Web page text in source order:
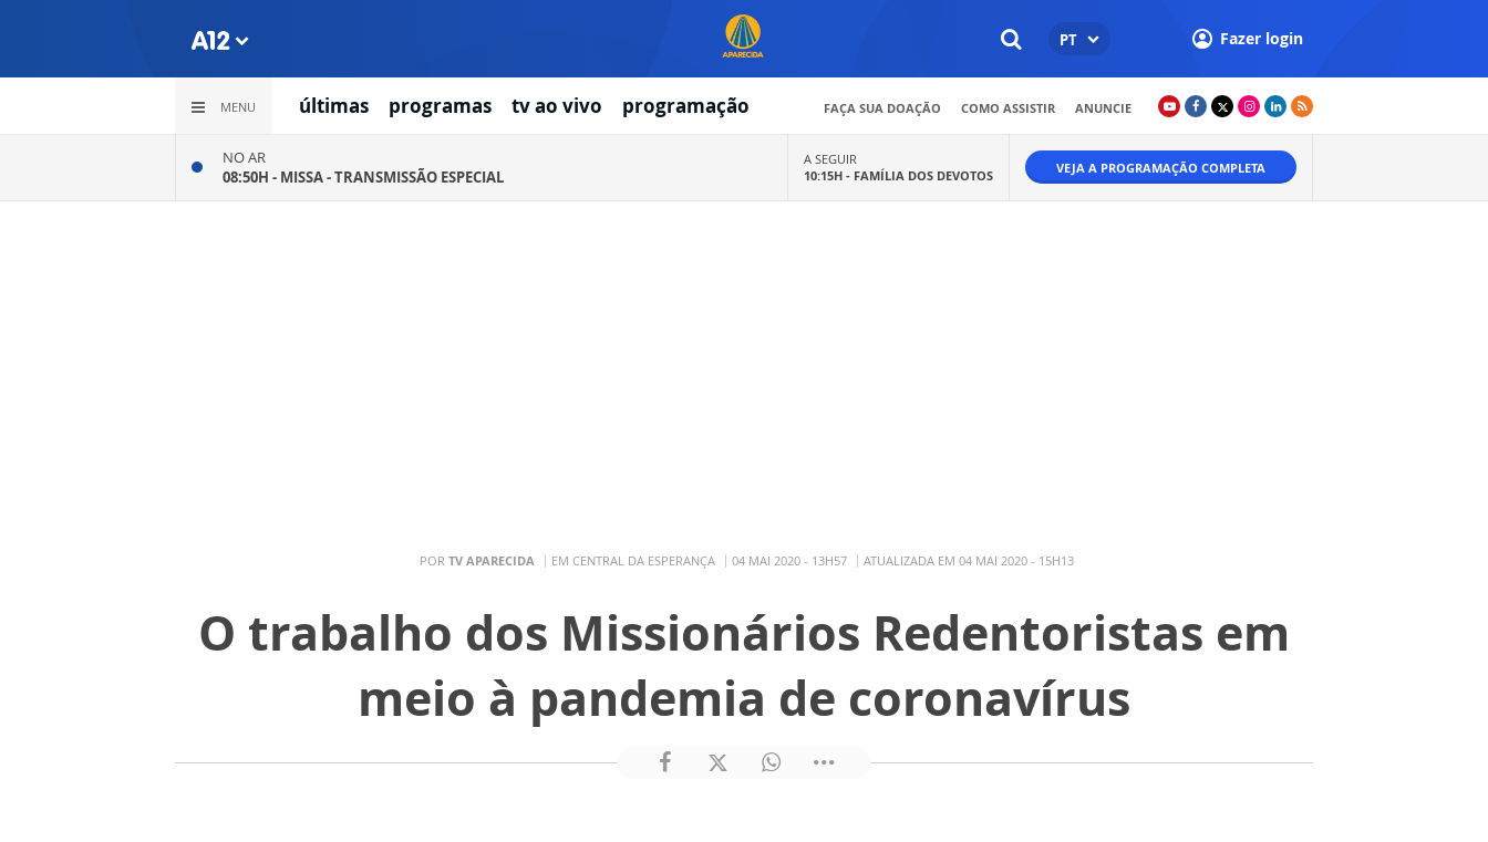
PT Fazer login
MENU últimas programas tv ao vivo programação FAÇA SUA DOAÇÃO COMO ASSISTIR ANUNCIE
NO AR
08:50H - MISSA - TRANSMISSÃO ESPECIAL
A SEGUIR
10:15H - FAMÍLIA DOS DEVOTOS VEJA A PROGRAMAÇÃO COMPLETA
POR TV APARECIDA EM CENTRAL DA ESPERANÇA 04 MAI 2020 - 13H57 ATUALIZADA EM 04 MAI 2020 - 15H13
O trabalho dos Missionários Redentoristas em
meio à pandemia de coronavírus